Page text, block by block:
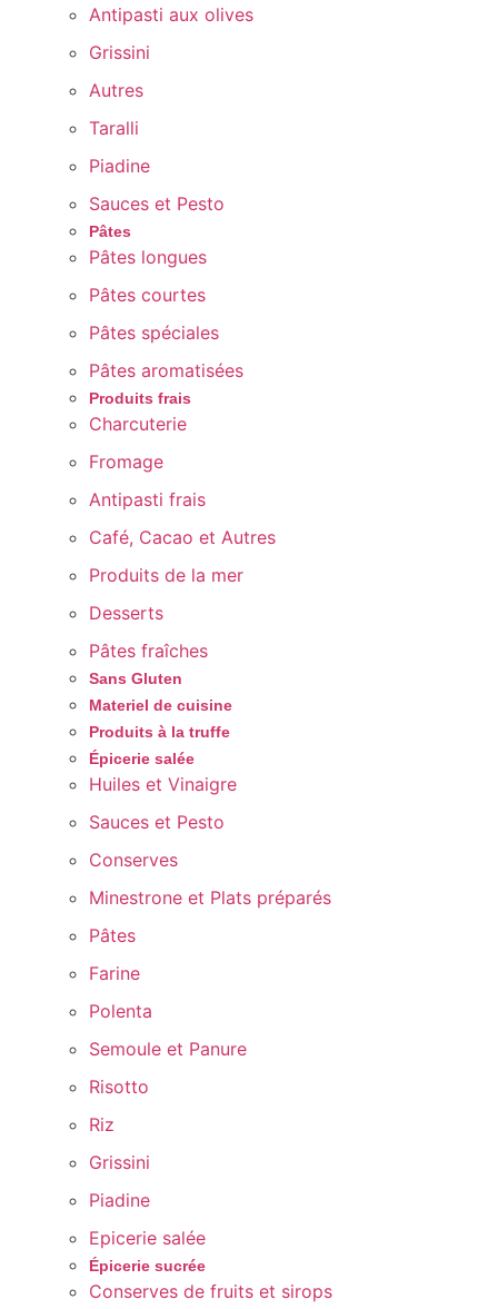
Antipasti aux olives
Grissini
Autres
Taralli
Piadine
Sauces et Pesto
Pâtes
Pâtes longues
Pâtes courtes
Pâtes spéciales
Pâtes aromatisées
Produits frais
Charcuterie
Fromage
Antipasti frais
Café, Cacao et Autres
Produits de la mer
Desserts
Pâtes fraîches
Sans Gluten
Materiel de cuisine
Produits à la truffe
Épicerie salée
Huiles et Vinaigre
Sauces et Pesto
Conserves
Minestrone et Plats préparés
Pâtes
Farine
Polenta
Semoule et Panure
Risotto
Riz
Grissini
Piadine
Epicerie salée
Épicerie sucrée
Conserves de fruits et sirops